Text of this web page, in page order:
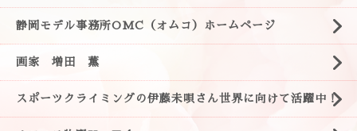
静岡モデル事務所OMC（オムコ）ホームページ
画家 増田 薫
スポーツクライミングの伊藤未唄さん世界に向けて活躍中！